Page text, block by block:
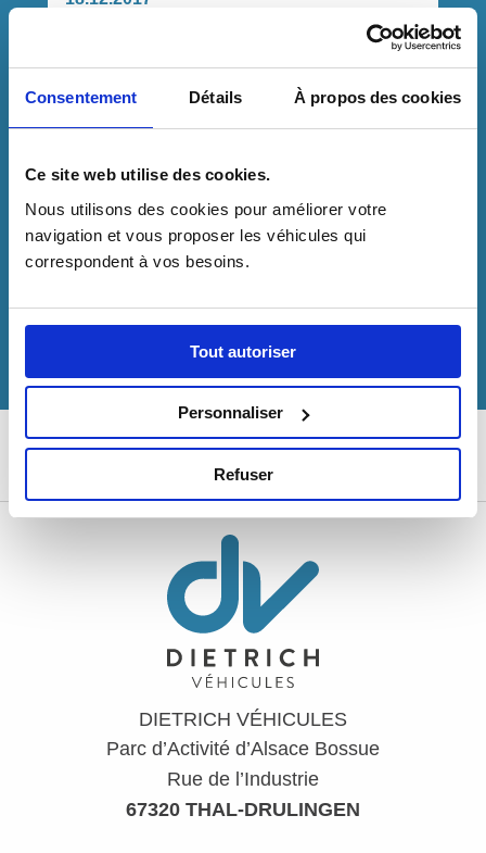
Consentement Détails À propos des cookies
Ce site web utilise des cookies.
Nous utilisons des cookies pour améliorer votre
navigation et vous proposer les véhicules qui
correspondent à vos besoins.
Tout autoriser
Personnaliser
Refuser
FONCTIONNALITÉS DU
D’UN MINIBUS TPMR DONT VOUS NE
POURREZ …
LIRE LA SUITE
DIETRICH VÉHICULES
Parc d’Activité d’Alsace Bossue
Rue de l’Industrie
67320 THAL-DRULINGEN